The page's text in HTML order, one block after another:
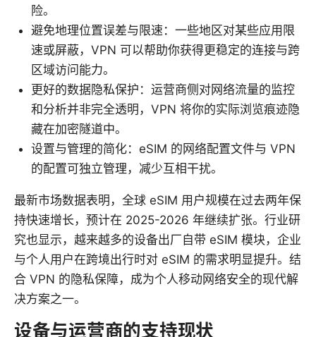
险。
避免地理位置误差与限速：一些地区对某些应用限
速或屏蔽，VPN 可以帮助你获得更稳定的连接与跨
区域访问能力。
更好的数据隐私保护：运营商侧对网络流量的监控
和分析并非完全透明，VPN 将你的实际浏览痕迹隐
藏在加密隧道中。
设置与管理的简化：eSIM 的网络配置文件与 VPN
的配置可独立管理，减少互相干扰。
最新市场数据表明，全球 eSIM 用户规模在过去两年保
持快速增长，预计在 2025-2026 年继续扩张。行业研
究也显示，越来越多的设备出厂自带 eSIM 模块，企业
与个人用户在跨境出行时对 eSIM 的需求明显提升。结
合 VPN 的隐私保障，成为个人移动网络安全的现代解
决方案之一。
设备与运营商的支持现状